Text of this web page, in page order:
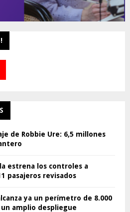
de Robbie Ure: 6,5 millones
estrena los controles a
pasajeros revisados
ya un perímetro de 8.000
amplio despliegue